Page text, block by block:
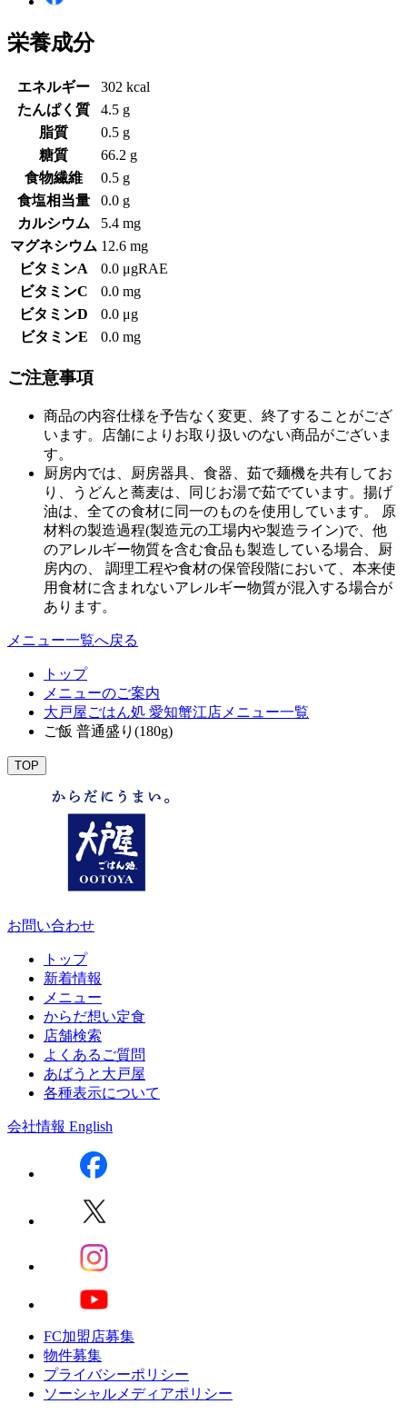
栄養成分
エネルギー
302 kcal
たんぱく質
4.5 g
脂質
0.5 g
糖質
66.2 g
食物繊維
0.5 g
食塩相当量
0.0 g
カルシウム
5.4 mg
マグネシウム 12.6 mg
ビタミンA
0.0 μgRAE
ビタミンC
0.0 mg
ビタミンD
0.0 μg
ビタミンE
0.0 mg
ご注意事項
商品の内容仕様を予告なく変更、終了することがござ
います。店舗によりお取り扱いのない商品がございま
す。
厨房内では、厨房器具、食器、茹で麺機を共有してお
り、うどんと蕎麦は、同じお湯で茹でています。揚げ
油は、全ての食材に同一のものを使用しています。 原
材料の製造過程(製造元の工場内や製造ライン)で、他
のアレルギー物質を含む食品も製造している場合、厨
房内の、 調理工程や食材の保管段階において、本来使
用食材に含まれないアレルギー物質が混入する場合が
あります。
メニュー一覧へ戻る
トップ
メニューのご案内
大戸屋ごはん処 愛知蟹江店メニュー一覧
ご飯 普通盛り(180g)
TOP
お問い合わせ
トップ
新着情報
メニュー
からだ想い定食
店舗検索
よくあるご質問
あばうと大戸屋
各種表示について
会社情報 English
FC加盟店募集
物件募集
プライバシーポリシー
ソーシャルメディアポリシー